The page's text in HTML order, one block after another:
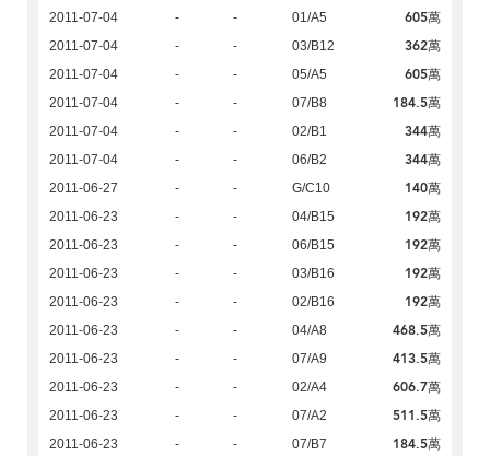
2011-07-04 - - 01/A5 605萬
2011-07-04 - - 03/B12 362萬
2011-07-04 - - 05/A5 605萬
2011-07-04 - - 07/B8 184.5萬
2011-07-04 - - 02/B1 344萬
2011-07-04 - - 06/B2 344萬
2011-06-27 - - G/C10 140萬
2011-06-23 - - 04/B15 192萬
2011-06-23 - - 06/B15 192萬
2011-06-23 - - 03/B16 192萬
2011-06-23 - - 02/B16 192萬
2011-06-23 - - 04/A8 468.5萬
2011-06-23 - - 07/A9 413.5萬
2011-06-23 - - 02/A4 606.7萬
2011-06-23 - - 07/A2 511.5萬
2011-06-23 - - 07/B7 184.5萬